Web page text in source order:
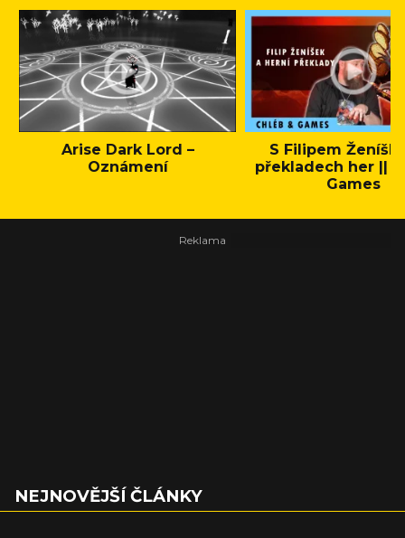
Arise Dark Lord –
Oznámení
S Filipem
překladech her ||
Games
NEJNOVĚJŠÍ ČLÁNKY